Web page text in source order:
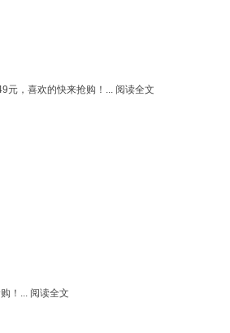
元，喜欢的快来抢购！... 阅读全文
！... 阅读全文